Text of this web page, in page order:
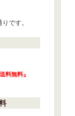
です。
料無料』